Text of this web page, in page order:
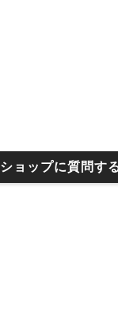
ショップに質問す